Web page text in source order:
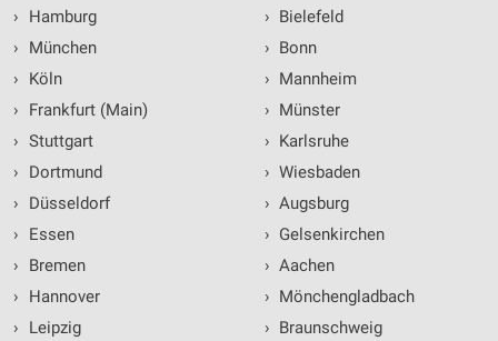
›
Hamburg
›
München
›
Köln
›
Frankfurt (Main)
› Stuttgart
›
Dortmund
›
Düsseldorf
›
Essen
›
Bremen
›
Hannover
›
Leipzig
› Bielefeld
› Bonn
› Mannheim
› Münster
› Karlsruhe
› Wiesbaden
› Augsburg
› Gelsenkirchen
› Aachen
› Mönchengladbach
› Braunschweig